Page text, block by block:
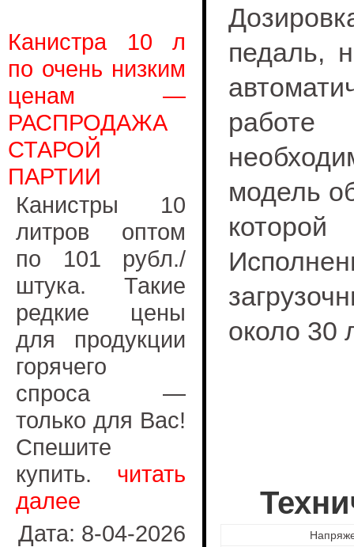
Канистра 10 л
по очень низким
ценам —
РАСПРОДАЖА
СТАРОЙ
ПАРТИИ
Канистры 10
литров оптом
по 101 рубл./
штука. Такие
редкие цены
для продукции
горячего
спроса —
только для Вас!
Спешите
купить. читать
далее
Дата: 8-04-2026
педаль,
модель
около 30